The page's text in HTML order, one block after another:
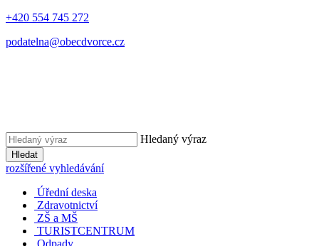
+420 554 745 272
podatelna@obecdvorce.cz
Hledaný výraz
Hledat
rozšířené vyhledávání
Úřední deska
Zdravotnictví
ZŠ a MŠ
TURISTCENTRUM
Odpady